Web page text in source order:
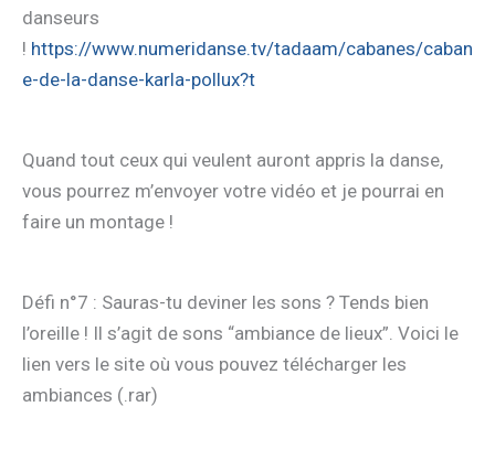
danseurs
! https://www.numeridanse.tv/tadaam/cabanes/caban
e-de-la-danse-karla-pollux?t
Quand tout ceux qui veulent auront appris la danse,
vous pourrez m’envoyer votre vidéo et je pourrai en
faire un montage !
Défi n°7 : Sauras-tu deviner les sons ? Tends bien
l’oreille ! Il s’agit de sons “ambiance de lieux”. Voici le
lien vers le site où vous pouvez télécharger les
ambiances (.rar)